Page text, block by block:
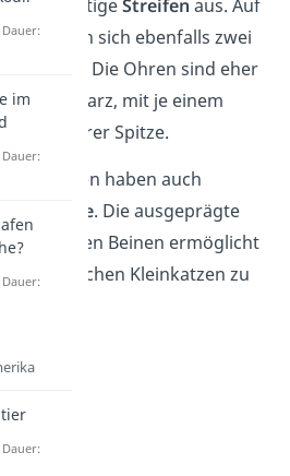
richtigeStreifenaus. Auf
befinden sich ebenfalls zwei
Streifen. Die Ohren sind eher
und schwarz, mit je einem
Fleck an ihrer Spitze.
Raubkatzen haben auch
Fangzähne. Die ausgeprägte
an ihren Beinen ermöglicht
Kleinkatzen zu
im